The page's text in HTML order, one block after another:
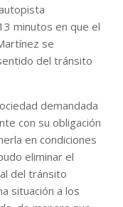
minutos en que el
se
del tránsito
demandada
con su obligación
en condiciones
eliminar el
del tránsito
situación a los